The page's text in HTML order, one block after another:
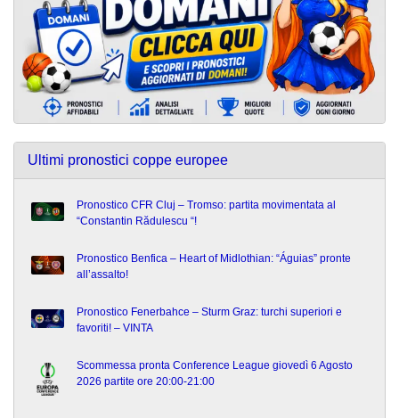
Ultimi pronostici coppe europee
Pronostico CFR Cluj – Tromso: partita movimentata al
“Constantin Rădulescu “!
Pronostico Benfica – Heart of Midlothian: “Águias” pronte
all’assalto!
Pronostico Fenerbahce – Sturm Graz: turchi superiori e
favoriti! – VINTA
Scommessa pronta Conference League giovedì 6 Agosto
2026 partite ore 20:00-21:00